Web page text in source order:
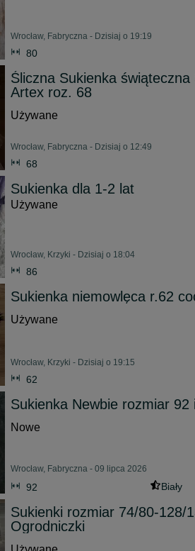
Wrocław, Fabryczna - Dzisiaj o 19:19
80
Śliczna Sukienka
Artex roz. 68
Używane
Wrocław, Fabryczna - Dzisiaj o 12:49
68
Sukienka dla 1-2 lat
Używane
Wrocław, Krzyki - Dzisiaj o 18:04
86
Sukienka niemowlęca r.62
Używane
Wrocław, Krzyki - Dzisiaj o 19:15
62
Sukienka Newbie rozmiar
Nowe
Wrocław, Fabryczna - 09 lipca 2026
92 Biały
Sukienki rozmiar 74/80-128/
Ogrodniczki